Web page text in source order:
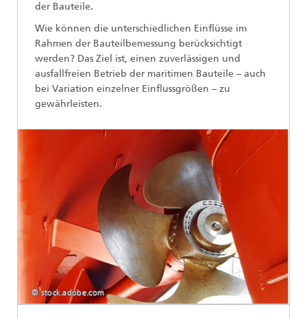
der Bauteile.
Wie können die unterschiedlichen Einflüsse im
Rahmen der Bauteilbemessung berücksichtigt
werden? Das Ziel ist, einen zuverlässigen und
ausfallfreien Betrieb der maritimen Bauteile – auch
bei Variation einzelner Einflussgrößen – zu
gewährleisten.
© stock.adobe.com